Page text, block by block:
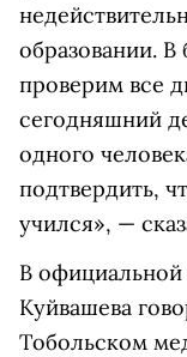
образовании.
проверим все
сегодняшний
одного
подтвердить,
учился», —
В официальной
Куйвашева
Тобольском